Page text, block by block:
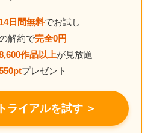
14日間無料でお試し
解約で完全0円
作品以上が見放題
プレゼント
ライアルを試す ＞